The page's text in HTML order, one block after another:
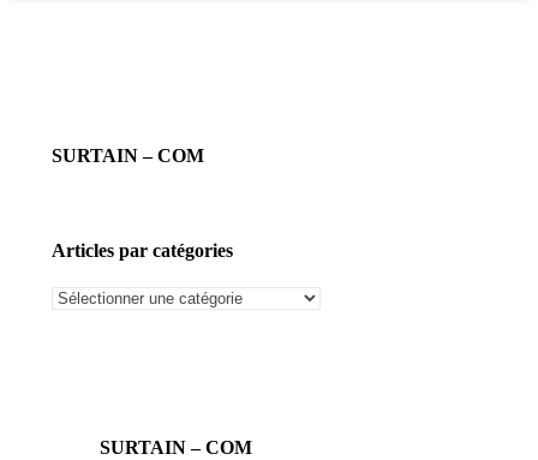
SURTAIN – COM
Articles par catégories
Articles
SURTAIN – COM